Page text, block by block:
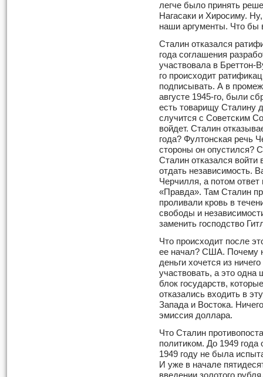
легче было принять
Нагасаки и Хиросиму.
наши аргументы. Что бы
Сталин отказался
года соглашения
участвовала в Бреттон-
го происходит
подписывать. А в
августе 1945-го, были
есть товарищу Сталину
случится с Советским
войдет. Сталин
года? Фултонская речь
стороны он опустился?
Сталин отказался войти
отдать неза­висимость.
Черчилля, а потом
«Правда». Там Сталин
проливали кровь в
свободы и
заменить господство
Что происходит после
ее начал? США. Почему
деньги хочется из
участвовать, а это одна
блок государств,
отказались входить в
Запада и Востока.
эмиссия доллара.
Что Сталин
по­литиком. До 1949 года
1949 году не была
И уже в начале